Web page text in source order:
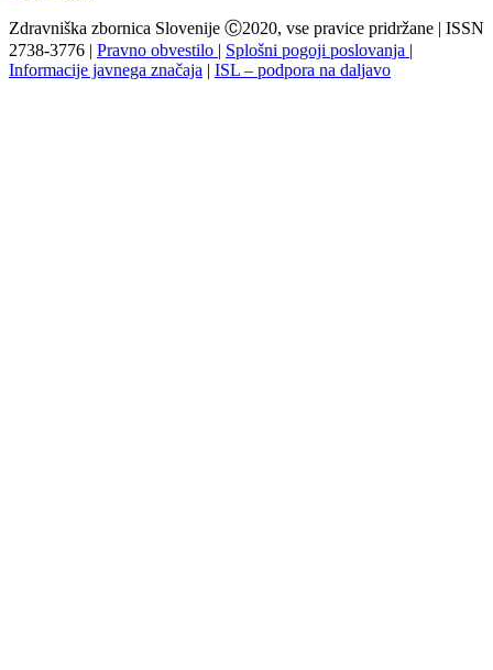
Zdravniška zbornica Slovenije Ⓒ2020, vse pravice pridržane | ISSN
2738-3776 | Pravno obvestilo | Splošni pogoji poslovanja |
Informacije javnega značaja | ISL – podpora na daljavo